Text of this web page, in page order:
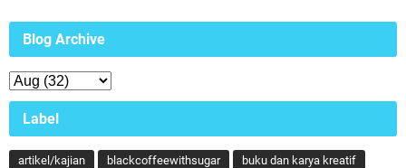
Blog Archive
Label
artikel/kajian blackcoffeewithsugar
buku dan karya kreatif